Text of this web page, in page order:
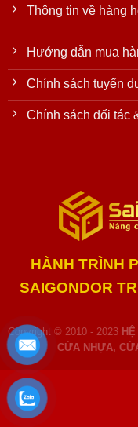
Thông tin về hàng
Hướng dẫn mua
Chính sách tuyển
Chính sách đối tác
HÀNH TRÌNH
SAIGONDOR
Copyright © 2010 - 2023
CỬA NHỰA,